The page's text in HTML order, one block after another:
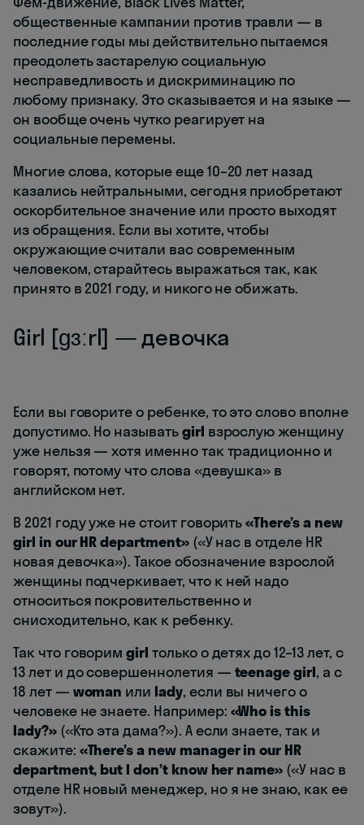
общественные кампании против травли — в
последние годы мы действительно пытаемся
преодолеть застарелую социальную
несправедливость и дискриминацию по
любому признаку. Это сказывается и на языке —
он вообще очень чутко реагирует на
социальные перемены.
Многие слова, которые еще 10–20 лет назад
казались нейтральными, сегодня приобретают
оскорбительное значение или просто выходят
из обращения. Если вы хотите, чтобы
окружающие считали вас современным
человеком, старайтесь выражаться так, как
принято в 2021 году, и никого не обижать.
Girl [ɡɜːrl] — девочка
Если вы говорите о ребенке, то это слово вполне
допустимо. Но называтьgirl взрослую женщину
уже нельзя — хотя именно так традиционно и
говорят, потому что слова «девушка» в
английском нет.
В 2021 году уже не стоит говорить«There’s a new
girl in our HR department»(«У нас в отделе HR
новая девочка»). Такое обозначение взрослой
женщины подчеркивает, что к ней надо
относиться покровительственно и
снисходительно, как к ребенку.
Так что говоримgirl только о детях до 12–13 лет, с
13 лет и до совершеннолетия — teenage girl, а с
18 лет — woman или lady, если вы ничего о
человеке не знаете. Например: «Who is this
lady?»(«Кто эта дама?»). А если знаете, так и
скажите: «There’s a new manager in our HR
department, but I don’t know her name» («У нас в
отделе HR новый менеджер, но я не знаю, как ее
зовут»).